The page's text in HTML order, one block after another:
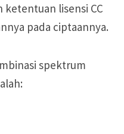
lisensi CC
pada ciptaannya.
spektrum